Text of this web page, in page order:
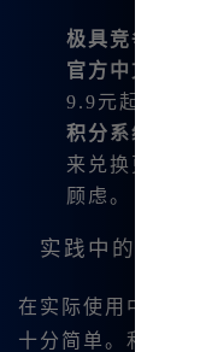
极具竞争力的
官方中文版
9.9元起，性价
积分系统
：
来兑换更多的
顾虑。
实践中的体验
在实际使用中，我
十分简单。利用其